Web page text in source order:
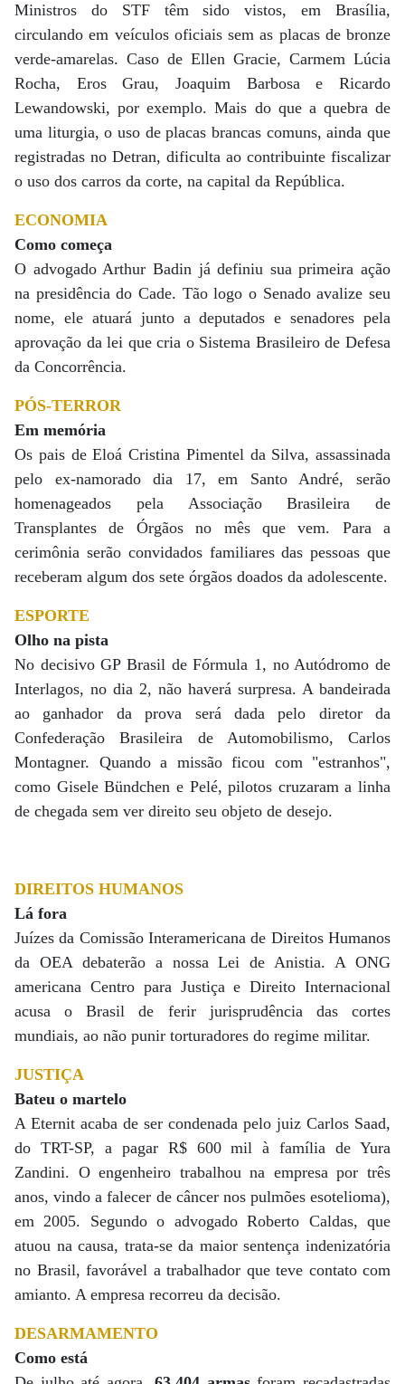
Ministros do STF têm sido vistos, em Brasília,
circulando em veículos oficiais sem as placas de bronze
verde-amarelas. Caso de Ellen Gracie, Carmem Lúcia
Rocha, Eros Grau, Joaquim Barbosa e Ricardo
Lewandowski, por exemplo. Mais do que a quebra de
uma liturgia, o uso de placas brancas comuns, ainda que
registradas no Detran, dificulta ao contribuinte fiscalizar
o uso dos carros da corte, na capital da República.
ECONOMIA
Como começa
O advogado Arthur Badin já definiu sua primeira ação
na presidência do Cade. Tão logo o Senado avalize seu
nome, ele atuará junto a deputados e senadores pela
aprovação da lei que cria o Sistema Brasileiro de Defesa
da Concorrência.
PÓS-TERROR
Em memória
Os pais de Eloá Cristina Pimentel da Silva, assassinada
pelo ex-namorado dia 17, em Santo André, serão
homenageados pela Associação Brasileira de
Transplantes de Órgãos no mês que vem. Para a
cerimônia serão convidados familiares das pessoas que
receberam algum dos sete órgãos doados da adolescente.
ESPORTE
Olho na pista
No decisivo GP Brasil de Fórmula 1, no Autódromo de
Interlagos, no dia 2, não haverá surpresa. A bandeirada
ao ganhador da prova será dada pelo diretor da
Confederação Brasileira de Automobilismo, Carlos
Montagner. Quando a missão ficou com "estranhos",
como Gisele Bündchen e Pelé, pilotos cruzaram a linha
de chegada sem ver direito seu objeto de desejo.
DIREITOS HUMANOS
Lá fora
Juízes da Comissão Interamericana de Direitos Humanos
da OEA debaterão a nossa Lei de Anistia. A ONG
americana Centro para Justiça e Direito Internacional
acusa o Brasil de ferir jurisprudência das cortes
mundiais, ao não punir torturadores do regime militar.
JUSTIÇA
Bateu o martelo
A Eternit acaba de ser condenada pelo juiz Carlos Saad,
do TRT-SP, a pagar R$ 600 mil à família de Yura
Zandini. O engenheiro trabalhou na empresa por três
anos, vindo a falecer de câncer nos pulmões esotelioma),
em 2005. Segundo o advogado Roberto Caldas, que
atuou na causa, trata-se da maior sentença indenizatória
no Brasil, favorável a trabalhador que teve contato com
amianto. A empresa recorreu da decisão.
DESARMAMENTO
Como está